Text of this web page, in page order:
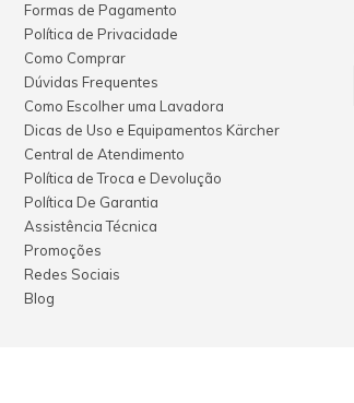
Formas de Pagamento
Política de Privacidade
Como Comprar
Dúvidas Frequentes
Como Escolher uma Lavadora
Dicas de Uso e Equipamentos Kärcher
Central de Atendimento
Política de Troca e Devolução
Política De Garantia
Assistência Técnica
Promoções
Redes Sociais
Blog